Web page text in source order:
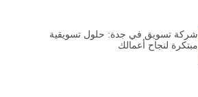
شركة تسويق في جدة: حلول تسويقية
مبتكرة لنجاح أعمالك